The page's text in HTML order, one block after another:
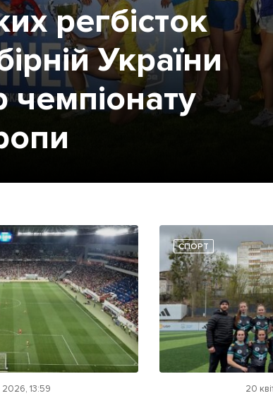
регбісток
України
чемпіонату
2026, 13:59
СПОРТ
20